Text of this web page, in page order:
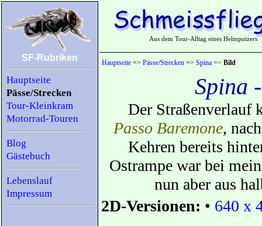
SF-Rubriken
Hauptseite
Pässe/Strecken
Tour-Kleinkram
Motorrad-Touren
Blog
Gästebuch
Lebenslauf
Impressum
Aus dem Tour-Alltag eines Helmputzers
Hauptseite => Pässe/Strecken => Spina => Bild
Spina
Der Straßenverlauf
Passo Baremone,
Kehren bereits
Ostrampe war bei
nun aber aus
2D-Versionen: • 640 x